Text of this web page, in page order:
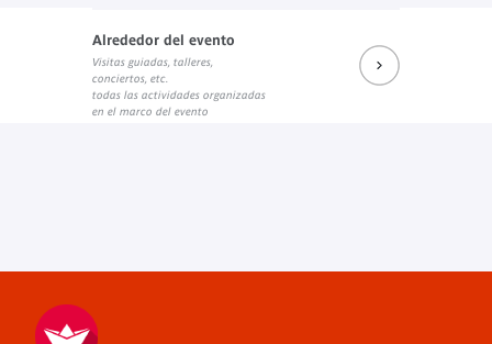
"Fabriquer le regard" sur le site des Presses du réel
Enlace externo
La page Academia de Yaëlle Biro
Alrededor del evento
Visitas guiadas, talleres,
conciertos, etc.
todas las actividades organizadas
en el marco del evento